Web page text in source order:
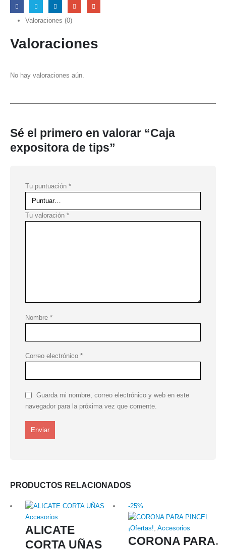
Valoraciones (0)
Valoraciones
No hay valoraciones aún.
Sé el primero en valorar “Caja
expositora de tips”
Tu puntuación *
Tu valoración *
Nombre *
Correo electrónico *
Guarda mi nombre, correo electrónico y web en este
navegador para la próxima vez que comente.
PRODUCTOS RELACIONADOS
Accesorios
ALICATE
CORTA UÑAS
-25%
¡Ofertas!, Accesorios
CORONA PARA